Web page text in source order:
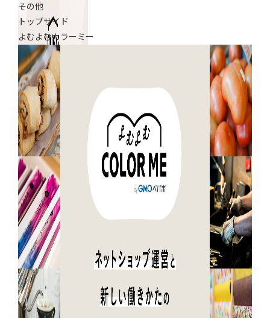
その他
トップサイド
よむよむカラーミー